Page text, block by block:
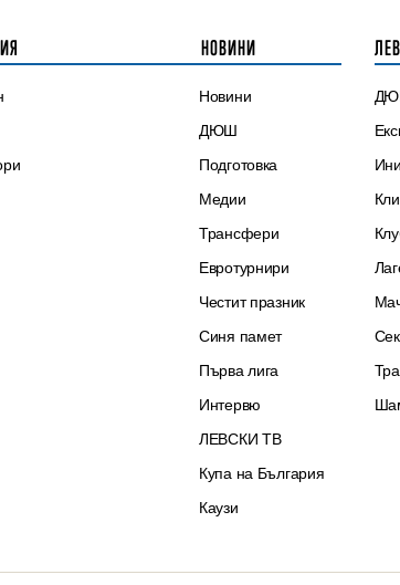
НОВИНИ
Новини
ДЮШ
Подготовка
Медии
Трансфери
Евротурнири
Честит празник
Синя памет
Първа лига
Интервю
ЛЕВСКИ ТВ
Купа на България
Каузи